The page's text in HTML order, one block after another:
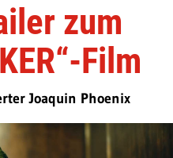
zum
Film
Joaquin Phoenix